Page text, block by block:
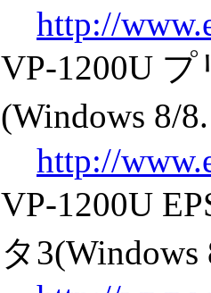
http://
VP-1200U
(Windows 8/
http://
VP-1200U
タ